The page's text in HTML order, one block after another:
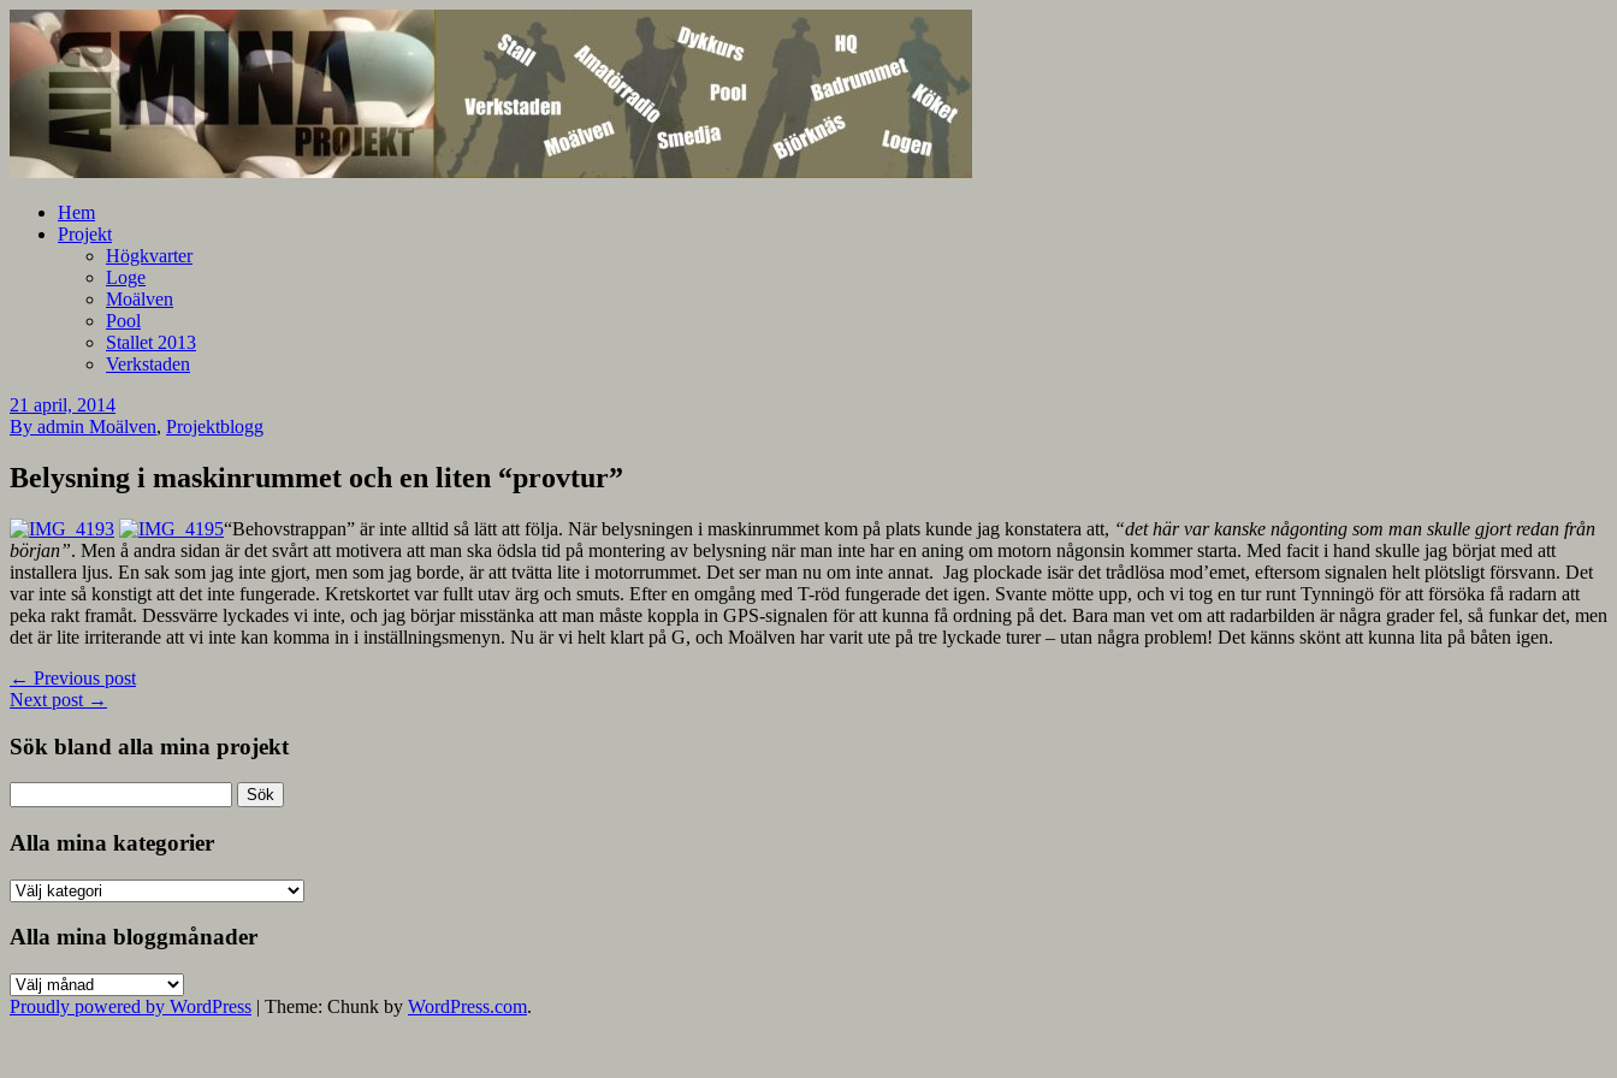
Alla mina projekt
En blogg om mina projekt
Hem
Projekt
Högkvarter
Loge
Moälven
Pool
Stallet 2013
Verkstaden
21 april, 2014
By admin Moälven, Projektblogg
Belysning i maskinrummet och en liten “provtur”
“Behovstrappan” är inte alltid så lätt att följa. När belysningen i maskinrummet kom på plats kunde jag konstatera att, “det här var kanske någonting som man skulle gjort redan från
början”. Men å andra sidan är det svårt att motivera att man ska ödsla tid på montering av belysning när man inte har en aning om motorn någonsin kommer starta. Med facit i hand skulle jag börjat med att
installera ljus. En sak som jag inte gjort, men som jag borde, är att tvätta lite i motorrummet. Det ser man nu om inte annat. Jag plockade isär det trådlösa mod’emet, eftersom signalen helt plötsligt försvann. Det
var inte så konstigt att det inte fungerade. Kretskortet var fullt utav ärg och smuts. Efter en omgång med T-röd fungerade det igen. Svante mötte upp, och vi tog en tur runt Tynningö för att försöka få radarn att
peka rakt framåt. Dessvärre lyckades vi inte, och jag börjar misstänka att man måste koppla in GPS-signalen för att kunna få ordning på det. Bara man vet om att radarbilden är några grader fel, så funkar det, men
det är lite irriterande att vi inte kan komma in i inställningsmenyn. Nu är vi helt klart på G, och Moälven har varit ute på tre lyckade turer – utan några problem! Det känns skönt att kunna lita på båten igen.
← Previous post
Next post →
Sök bland alla mina projekt
efter:
Alla mina kategorier
Alla
kategorier
Alla mina bloggmånader
Alla
mina
Proudly powered by WordPress | Theme: Chunk by WordPress.com.